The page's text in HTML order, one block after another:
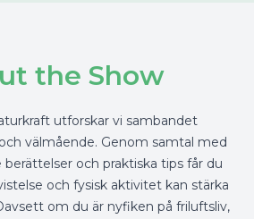
the Show
utforskar vi sambandet
välmående. Genom samtal med
berättelser och praktiska tips får du
och fysisk aktivitet kan stärka
om du är nyfiken på friluftsliv,